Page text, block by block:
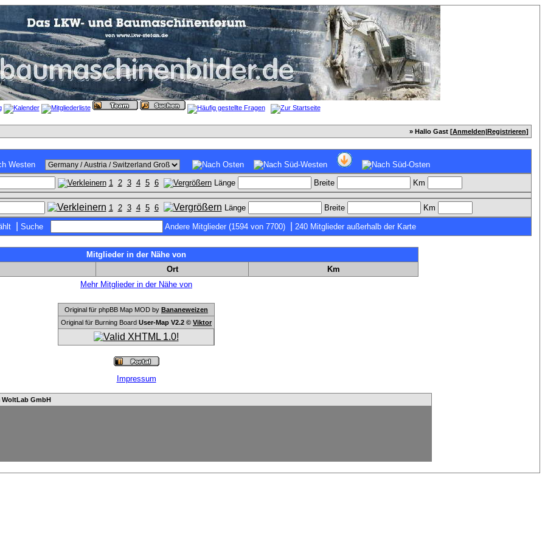
» Hallo Gast [Anmelden|Registrieren]
1 2 3 4 5 6 Länge Breite Km
1 2 3 4 5 6 Länge Breite Km
Suche Andere Mitglieder (1594 von 7700) 240 Mitglieder außerhalb der Karte
Mitglieder in der Nähe von
Ort
Km
Mehr Mitglieder in der Nähe von
Original für phpBB Map MOD by Bananeweizen
Original für Burning Board User-Map V2.2 © Viktor
Impressum
WoltLab GmbH